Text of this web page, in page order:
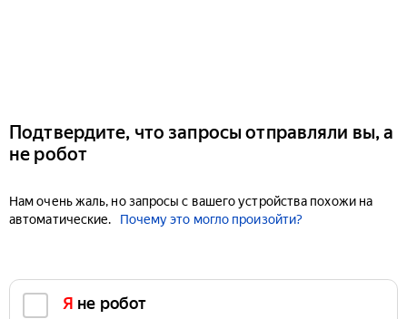
Подтвердите, что запросы отправляли вы, а
не робот
Нам очень жаль, но запросы с вашего устройства похожи на
автоматические.
Почему это могло произойти?
Я не робот